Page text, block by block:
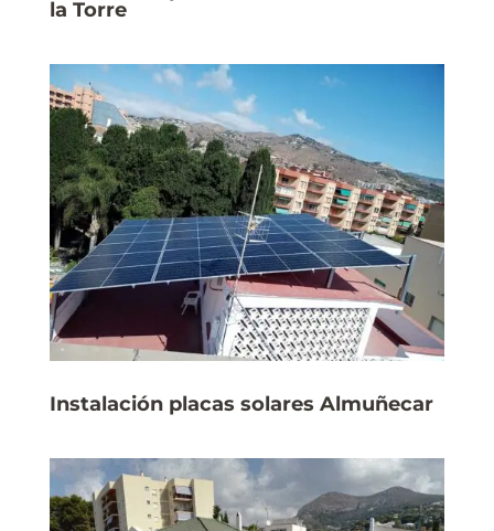
la Torre
Instalación placas solares Almuñecar